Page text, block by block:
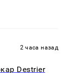
2 часа назад
Destrier